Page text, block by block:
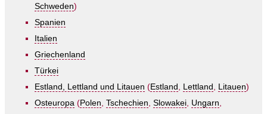
Schweden)
Spanien
Italien
Griechenland
Türkei
Estland, Lettland und Litauen (Estland , Lettland , Litauen)
Osteuropa (Polen, Tschechien, Slowakei, Ungarn,